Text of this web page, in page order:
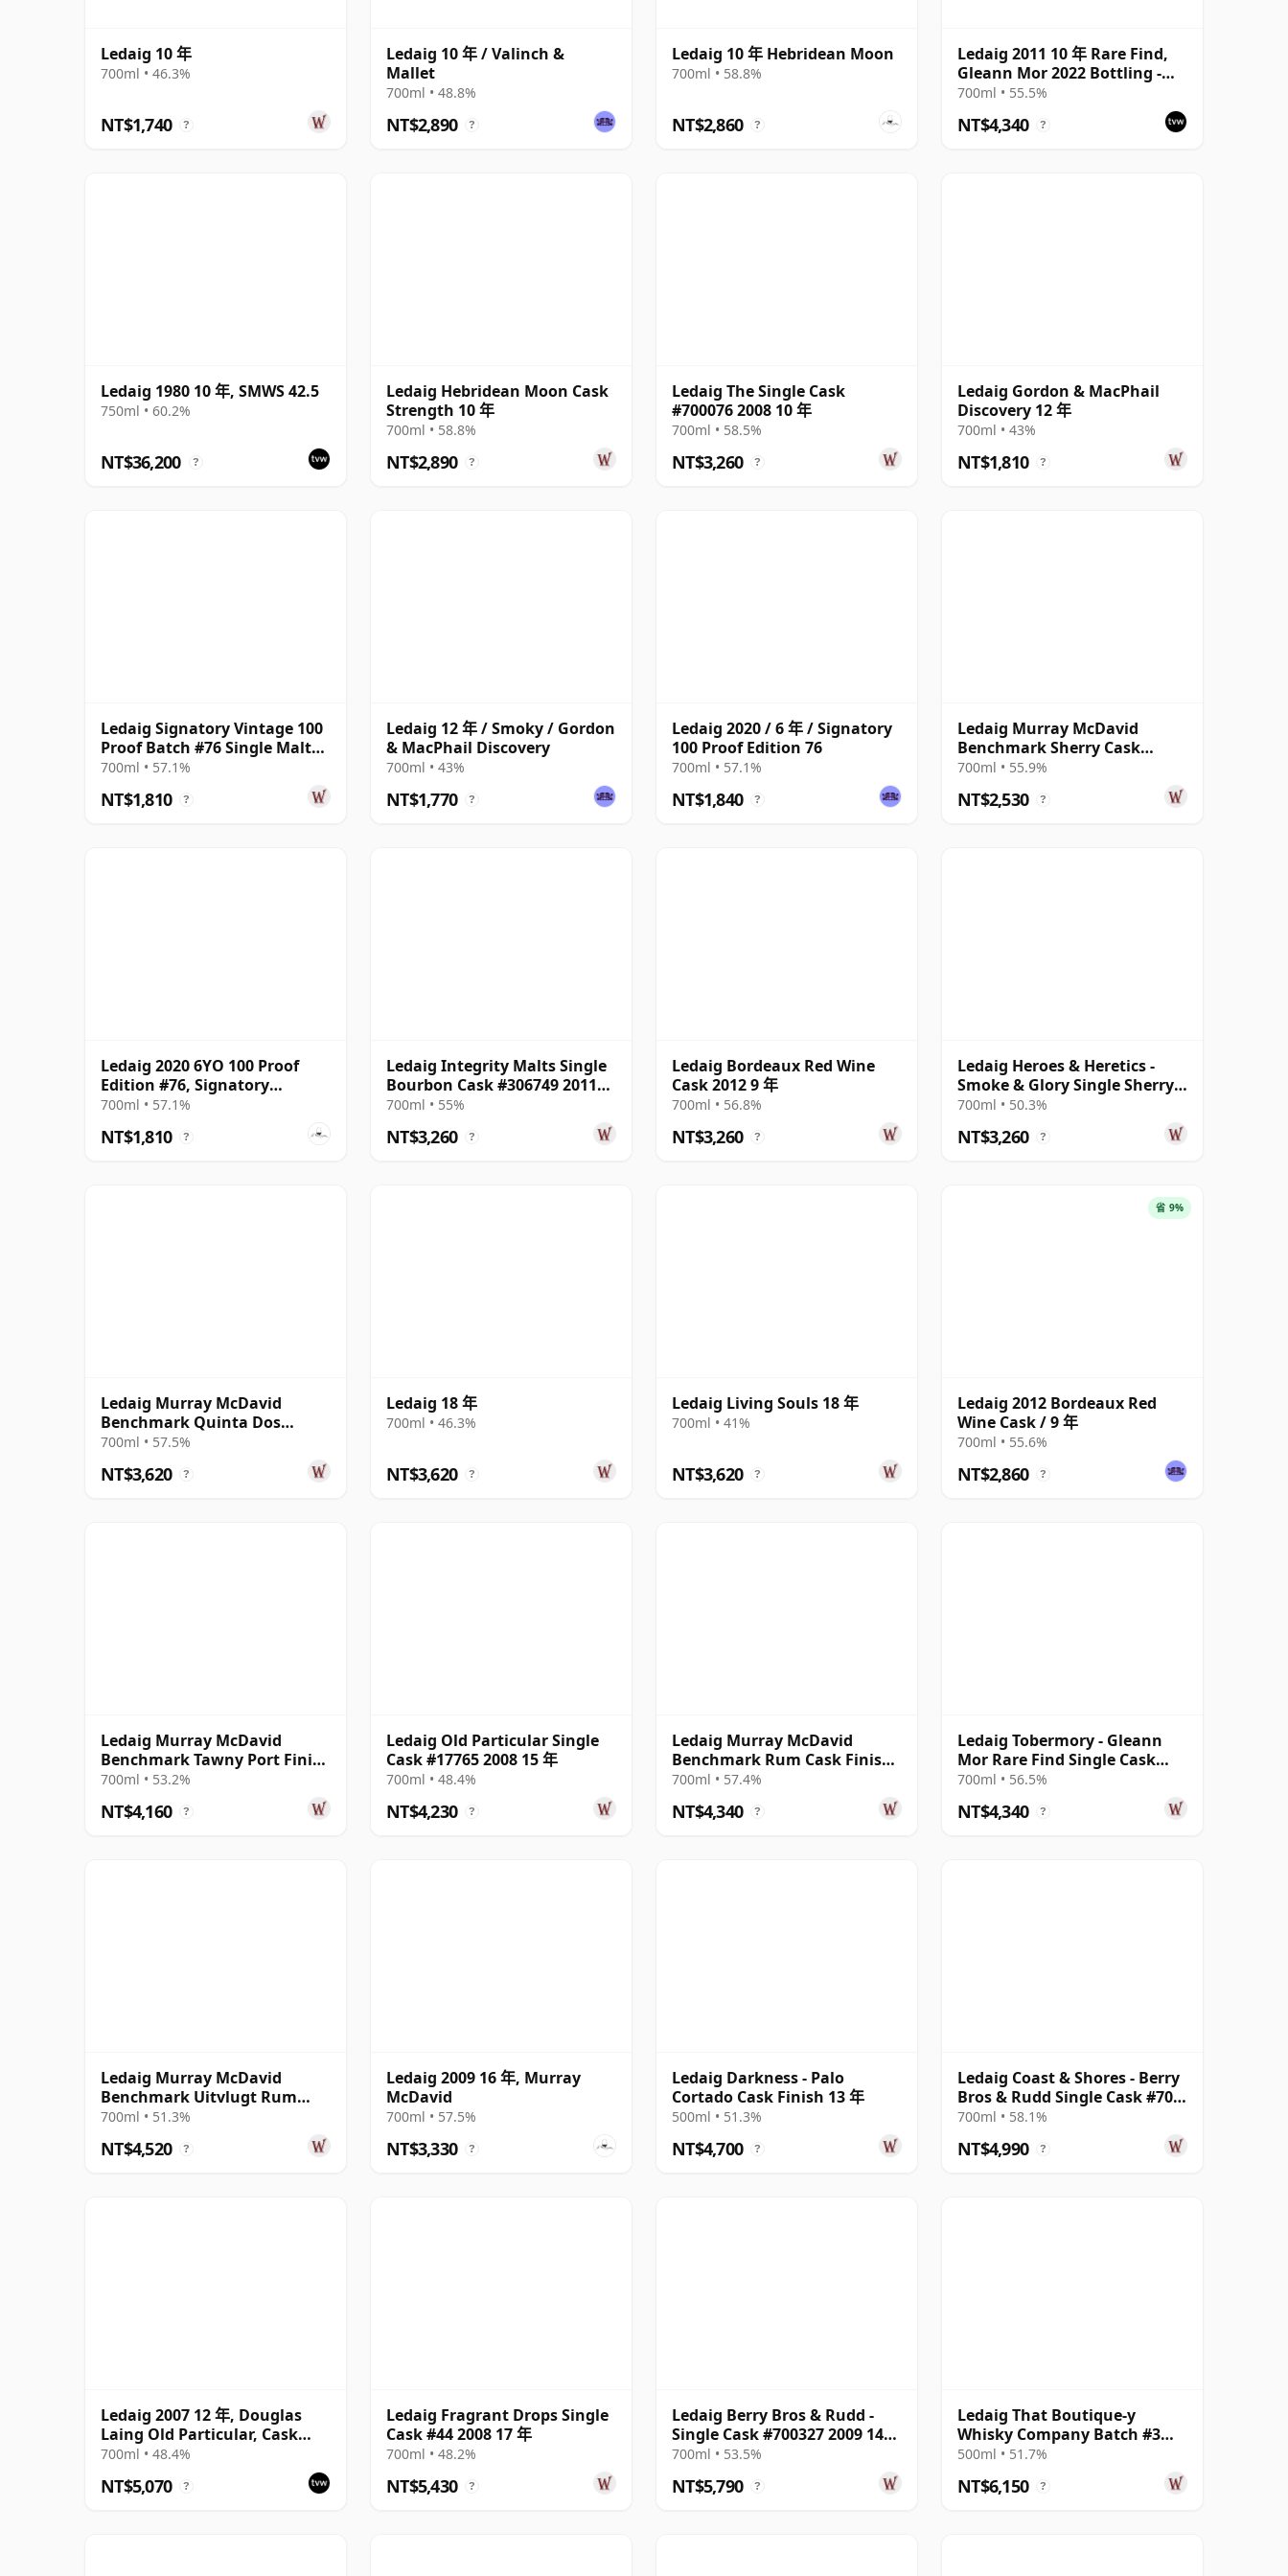
Ledaig 10 年
700ml • 46.3%
NT$1,740 ?
Ledaig 10 年 / Valinch &
Mallet
700ml • 48.8%
NT$2,890 ?
Ledaig 10 年 Hebridean Moon
700ml • 58.8%
NT$2,860 ?
Ledaig 2011 10 年 Rare Find,
Gleann Mor 2022 Bottling -
Single Sherry Cask 6992
700ml • 55.5%
NT$4,340 ?
Ledaig 1980 10 年, SMWS 42.5
750ml • 60.2%
NT$36,200 ?
Ledaig Hebridean Moon Cask
Strength 10 年
700ml • 58.8%
NT$2,890 ?
Ledaig The Single Cask
#700076 2008 10 年
700ml • 58.5%
NT$3,260 ?
Ledaig Gordon & MacPhail
Discovery 12 年
700ml • 43%
NT$1,810 ?
Ledaig Signatory Vintage 100
Proof Batch #76 Single Malt
2020 6 年
700ml • 57.1%
NT$1,810 ?
Ledaig 12 年 / Smoky / Gordon
& MacPhail Discovery
700ml • 43%
NT$1,770 ?
Ledaig 2020 / 6 年 / Signatory
100 Proof Edition 76
700ml • 57.1%
NT$1,840 ?
Ledaig Murray McDavid
Benchmark Sherry Cask
Single Malt S 2011 12 年
700ml • 55.9%
NT$2,530 ?
Ledaig 2020 6YO 100 Proof
Edition #76, Signatory
Vintage
700ml • 57.1%
NT$1,810 ?
Ledaig Integrity Malts Single
Bourbon Cask #306749 2011
15 年
700ml • 55%
NT$3,260 ?
Ledaig Bordeaux Red Wine
Cask 2012 9 年
700ml • 56.8%
NT$3,260 ?
Ledaig Heroes & Heretics -
Smoke & Glory Single Sherry
Ca 2010 12 年
700ml • 50.3%
NT$3,260 ?
Ledaig Murray McDavid
Benchmark Quinta Dos
Frades Wine Ca 2009 16 年
700ml • 57.5%
NT$3,620 ?
Ledaig 18 年
700ml • 46.3%
NT$3,620 ?
Ledaig Living Souls 18 年
700ml • 41%
NT$3,620 ?
省 9%
Ledaig 2012 Bordeaux Red
Wine Cask / 9 年
700ml • 55.6%
NT$2,860 ?
Ledaig Murray McDavid
Benchmark Tawny Port Finish
2009 15 年
700ml • 53.2%
NT$4,160 ?
Ledaig Old Particular Single
Cask #17765 2008 15 年
700ml • 48.4%
NT$4,230 ?
Ledaig Murray McDavid
Benchmark Rum Cask Finish
Single Ma 2005 16 年
700ml • 57.4%
NT$4,340 ?
Ledaig Tobermory - Gleann
Mor Rare Find Single Cask
#6991 2011 12 年
700ml • 56.5%
NT$4,340 ?
Ledaig Murray McDavid
Benchmark Uitvlugt Rum
Cask Finish 2009 15 年
700ml • 51.3%
NT$4,520 ?
Ledaig 2009 16 年, Murray
McDavid
700ml • 57.5%
NT$3,330 ?
Ledaig Darkness - Palo
Cortado Cask Finish 13 年
500ml • 51.3%
NT$4,700 ?
Ledaig Coast & Shores - Berry
Bros & Rudd Single Cask #70
2009 15 年
700ml • 58.1%
NT$4,990 ?
Ledaig 2007 12 年, Douglas
Laing Old Particular, Cask
13326
700ml • 48.4%
NT$5,070 ?
Ledaig Fragrant Drops Single
Cask #44 2008 17 年
700ml • 48.2%
NT$5,430 ?
Ledaig Berry Bros & Rudd -
Single Cask #700327 2009 14
年
700ml • 53.5%
NT$5,790 ?
Ledaig That Boutique-y
Whisky Company Batch #3
Single Mal 18 年
500ml • 51.7%
NT$6,150 ?